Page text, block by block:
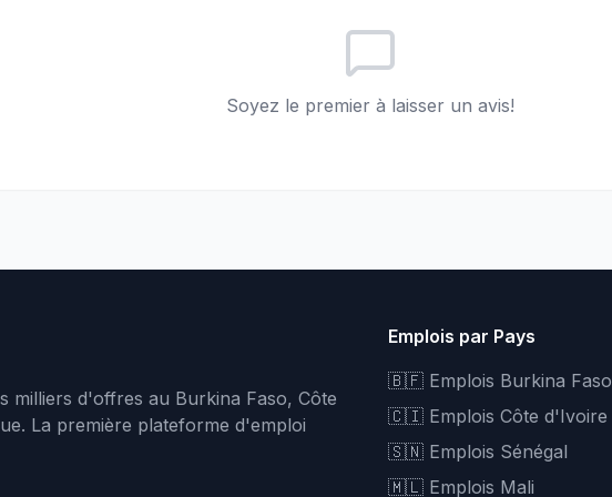
Soyez le premier à laisser un avis!
milliers d'offres au Burkina Faso, Côte
La première plateforme d'emploi
Emplois par Pays
🇧🇫 Emplois Burkina Faso
🇨🇮 Emplois Côte d'Ivoire
🇸🇳 Emplois Sénégal
🇲🇱 Emplois Mali